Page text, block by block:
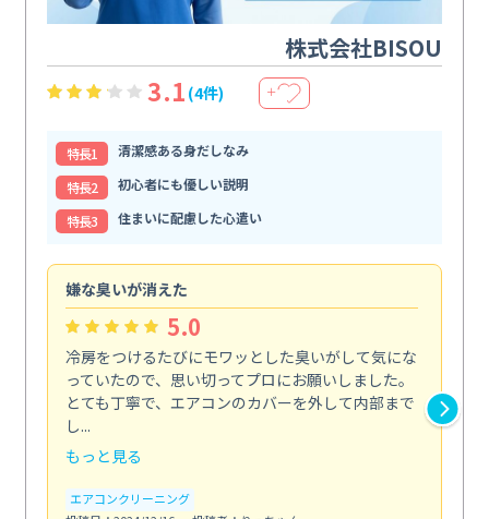
株式会社BISOU
3.1 (4件) ＋
特⻑1
清潔感ある身だしなみ
特⻑2
初心者にも優しい説明
特⻑3
住まいに配慮した心遣い
嫌な臭いが消えた
5.0
冷房をつけるたびにモワッとした臭いがして気にな
っていたので、思い切ってプロにお願いしました。
とても丁寧で、エアコンのカバーを外して内部まで
し...
もっと見る
エアコンクリーニング